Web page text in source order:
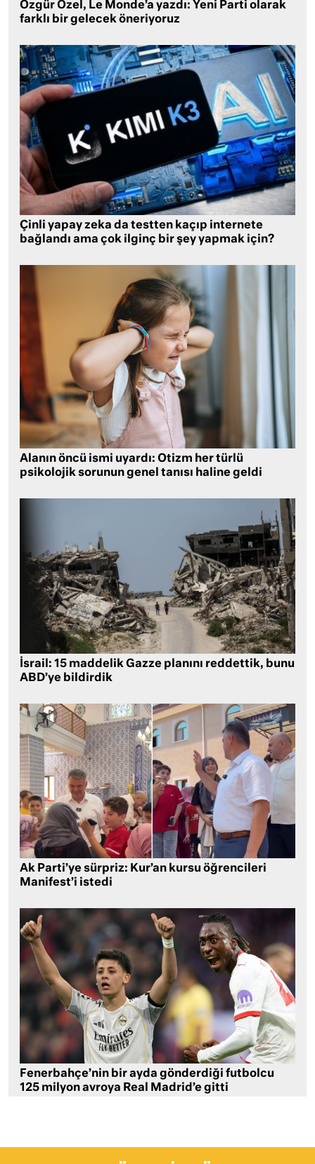
Özgür Özel, Le Monde’a yazdı: Yeni Parti olarak
farklı bir gelecek öneriyoruz
Çinli yapay zeka da testten kaçıp internete
bağlandı ama çok ilginç bir şey yapmak için?
Alanın öncü ismi uyardı: Otizm her türlü
psikolojik sorunun genel tanısı haline geldi
İsrail: 15 maddelik Gazze planını reddettik, bunu
ABD’ye bildirdik
Ak Parti’ye sürpriz: Kur’an kursu öğrencileri
Manifest’i istedi
Fenerbahçe’nin bir ayda gönderdiği futbolcu
125 milyon avroya Real Madrid’e gitti